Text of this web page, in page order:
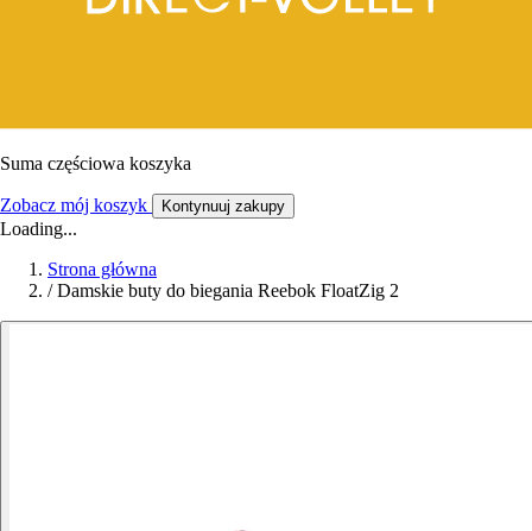
Suma częściowa koszyka
Zobacz mój koszyk Kontynuuj zakupy
Loading...
Strona główna
/ Damskie buty do biegania Reebok FloatZig 2